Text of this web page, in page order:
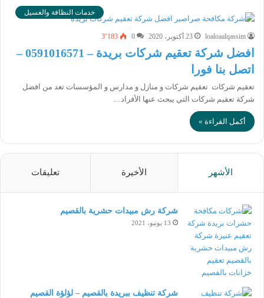
خدمات النظافة والغسيل
loaloaalqassim 23 أكتوبر، 2020 0 3٬183
افضل شركة تعقيم شركات بريدة – 0591016571 –
اتصل بنا فورا
تعقيم شركات تعقيم شركات و منازل و مدارس و المؤسسات تعد من افضل
شركة تعقيم شركات التي يبحث عنها الأفراد…
أكمل القراءة »
الأشهر الأخيرة تعليقات
شركة رش مبيدات حشرية بالقصيم
13 يونيو، 2021
شركة تنظيف ببريدة بالقصيم – لؤلؤة القصيم